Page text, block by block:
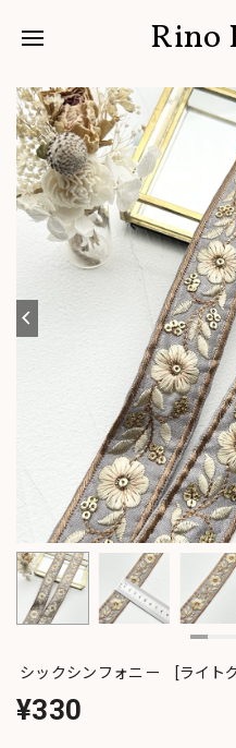
Rino
シックシンフォニー [ライト
¥330